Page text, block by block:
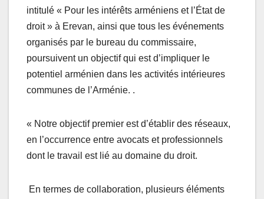
intitulé « Pour les intérêts arméniens et l’État de
droit » à Erevan, ainsi que tous les événements
organisés par le bureau du commissaire,
poursuivent un objectif qui est d’impliquer le
potentiel arménien dans les activités intérieures
communes de l’Arménie. .
« Notre objectif premier est d’établir des réseaux,
en l’occurrence entre avocats et professionnels
dont le travail est lié au domaine du droit.
En termes de collaboration, plusieurs éléments